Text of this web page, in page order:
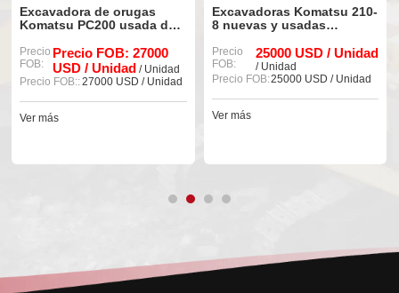
de
/ Unidad
/ Unidad
Excavadoras Komatsu 210-
8 nuevas y usadas
Precio
FOB:
25000 USD / Unidad
/ Unidad
Precio FOB: 25000 USD / Unidad
Excavadora
PC300 usada
Precio
FOB:
33000 USD
Precio FOB:: 33000 USD